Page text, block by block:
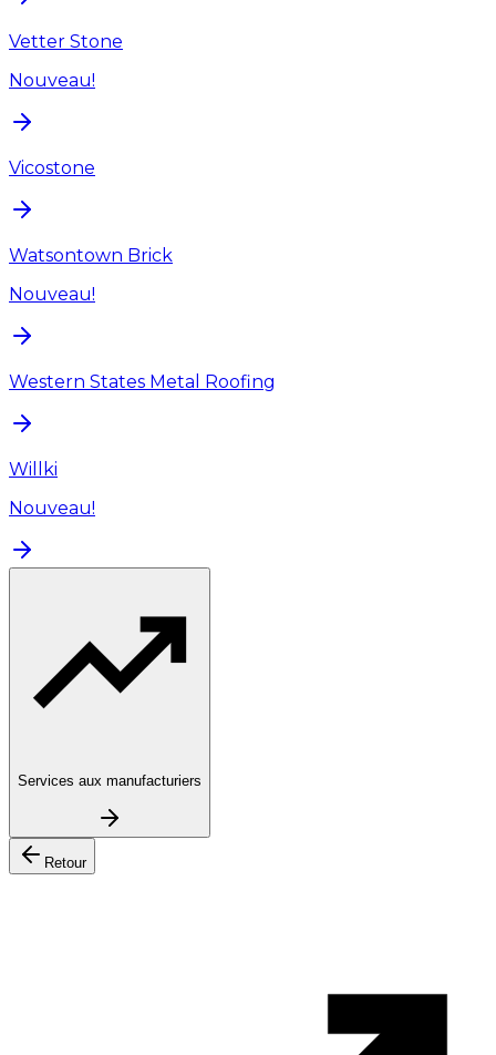
Vetter Stone
Nouveau!
Vicostone
Watsontown Brick
Nouveau!
Western States Metal Roofing
Willki
Nouveau!
Services aux manufacturiers
Retour